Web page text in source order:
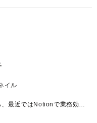
イル
最近ではNotionで業務効率